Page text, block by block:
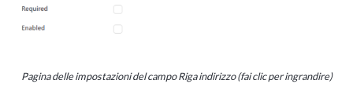
Pagina delle impostazioni del campo Riga indirizzo (fai clic per ingrandire)